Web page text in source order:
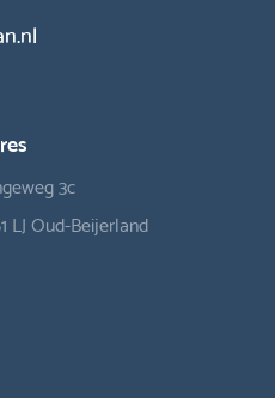
3c
LJ Oud-Beijerland